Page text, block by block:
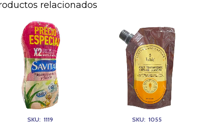
relacionados
SKU: 1119
SHAMPOO
+
ACONDICIONADOR
SAVITAL
FUSION
PROTEINAS
*
510
ML
cantidad
SKU: 1055
*90
ML
CERVEZA
cantidad